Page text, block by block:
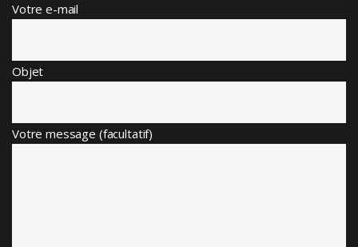
Votre e-mail
Objet
Votre message (facultatif)